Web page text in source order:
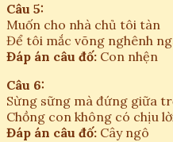
Câu 5:
Muốn cho nhà chủ tôi tàn
Để tôi mắc võng nghênh
Đáp án câu đố: Con nhện
Câu 6:
Sừng sững mà đứng giữa
Chồng con không có chịu
Đáp án câu đố: Cây ngô